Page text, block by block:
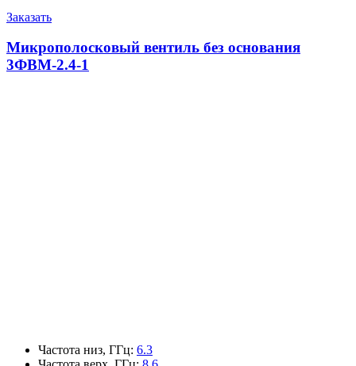
Заказать
Микрополосковый вентиль без основания
3ФВМ-2.4-1
Частота низ, ГГц: 6.3